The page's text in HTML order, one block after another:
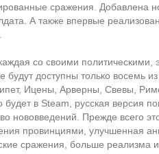
сражения. Добавлена
А также впервые
со своими политическими,
доступны только восемь
Ицены, Арверны, Свевы,
в Steam, русская версия
нововведений. Прежде всего
провинциями, улучшенная
сражения, больше реализма